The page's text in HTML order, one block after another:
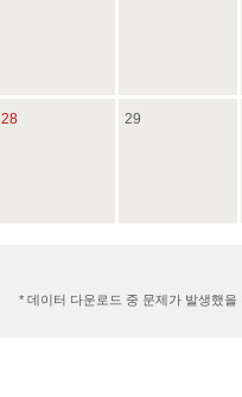
28 29
* 데이터 다운로드 중 문제가 발생했